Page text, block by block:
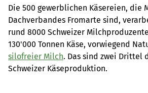
Die 500 gewerblichen Käsereien, die
Dachverbandes Fromarte sind,
rund 8000 Schweizer
130'000 Tonnen Käse, vorwiegend
silofreier Milch. Das sind zwei Drittel
Schweizer Käseproduktion.